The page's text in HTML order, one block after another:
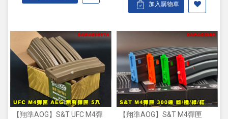
加入購物車
【翔準AOG】S&T UFC M4彈
【翔準AOG】S&T M4彈匣